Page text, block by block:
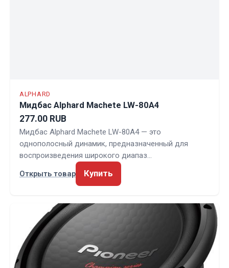
ALPHARD
Мидбас Alphard Machete LW-80A4
277.00 RUB
Мидбас Alphard Machete LW-80A4 — это
однополосный динамик, предназначенный для
воспроизведения широкого диапаз…
Открыть товар
Купить